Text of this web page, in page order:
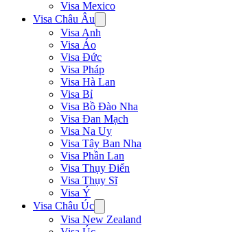
Visa Mexico
Visa Châu Âu
Visa Anh
Visa Áo
Visa Đức
Visa Pháp
Visa Hà Lan
Visa Bỉ
Visa Bồ Đào Nha
Visa Đan Mạch
Visa Na Uy
Visa Tây Ban Nha
Visa Phần Lan
Visa Thụy Điển
Visa Thụy Sĩ
Visa Ý
Visa Châu Úc
Visa New Zealand